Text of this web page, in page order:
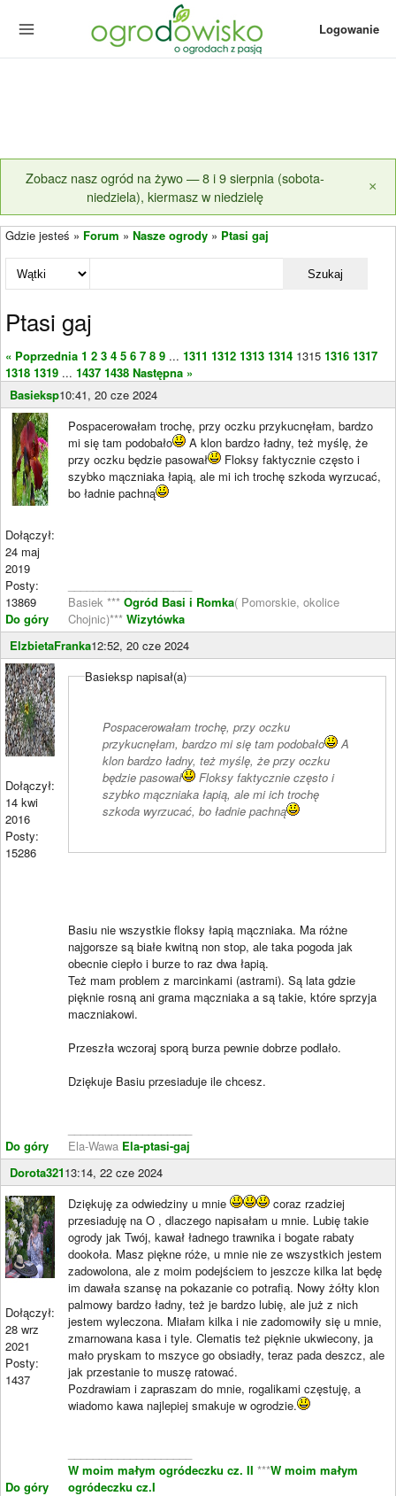
Logowanie
Zobacz nasz ogród na żywo — 8 i 9 sierpnia (sobota-
niedziela), kiermasz w niedzielę
×
Gdzie jesteś » Forum » Nasze ogrody » Ptasi gaj
Szukaj
Ptasi gaj
« Poprzednia 1 2 3 4 5 6 7 8 9 ... 1311 1312 1313 1314 1315 1316 1317
1318 1319 ... 1437 1438 Następna »
Basieksp10:41, 20 cze 2024
Dołączył:
24 maj
2019
Posty:
13869
Do góry
Pospacerowałam trochę, przy oczku przykucnęłam, bardzo
mi się tam podobało
A klon bardzo ładny, też myślę, że
przy oczku będzie pasował
Floksy faktycznie często i
szybko mączniaka łapią, ale mi ich trochę szkoda wyrzucać,
bo ładnie pachną
Basiek *** Ogród Basi i Romka( Pomorskie, okolice
Chojnic)*** Wizytówka
ElzbietaFranka12:52, 20 cze 2024
Dołączył:
14 kwi
2016
Posty:
15286
Do góry
Basieksp napisał(a)
Pospacerowałam trochę, przy oczku
przykucnęłam, bardzo mi się tam podobało
A
klon bardzo ładny, też myślę, że przy oczku
będzie pasował
Floksy faktycznie często i
szybko mączniaka łapią, ale mi ich trochę
szkoda wyrzucać, bo ładnie pachną
Basiu nie wszystkie floksy łapią mączniaka. Ma różne
najgorsze są białe kwitną non stop, ale taka pogoda jak
obecnie ciepło i burze to raz dwa łapią.
Też mam problem z marcinkami (astrami). Są lata gdzie
pięknie rosną ani grama mączniaka a są takie, które sprzyja
maczniakowi.
Przeszła wczoraj sporą burza pewnie dobrze podlało.
Dziękuje Basiu przesiaduje ile chcesz.
Ela-Wawa Ela-ptasi-gaj
Dorota32113:14, 22 cze 2024
Dołączył:
28 wrz
2021
Posty:
1437
Do góry
Dziękuję za odwiedziny u mnie
coraz rzadziej
przesiaduję na O , dlaczego napisałam u mnie. Lubię takie
ogrody jak Twój, kawał ładnego trawnika i bogate rabaty
dookoła. Masz piękne róże, u mnie nie ze wszystkich jestem
zadowolona, ale z moim podejściem to jeszcze kilka lat będę
im dawała szansę na pokazanie co potrafią. Nowy żółty klon
palmowy bardzo ładny, też je bardzo lubię, ale już z nich
jestem wyleczona. Miałam kilka i nie zadomowiły się u mnie,
zmarnowana kasa i tyle. Clematis też pięknie ukwiecony, ja
mało pryskam to mszyce go obsiadły, teraz pada deszcz, ale
jak przestanie to muszę ratować.
Pozdrawiam i zapraszam do mnie, rogalikami częstuję, a
wiadomo kawa najlepiej smakuje w ogrodzie.
W moim małym ogródeczku cz. II ***W moim małym
ogródeczku cz.I